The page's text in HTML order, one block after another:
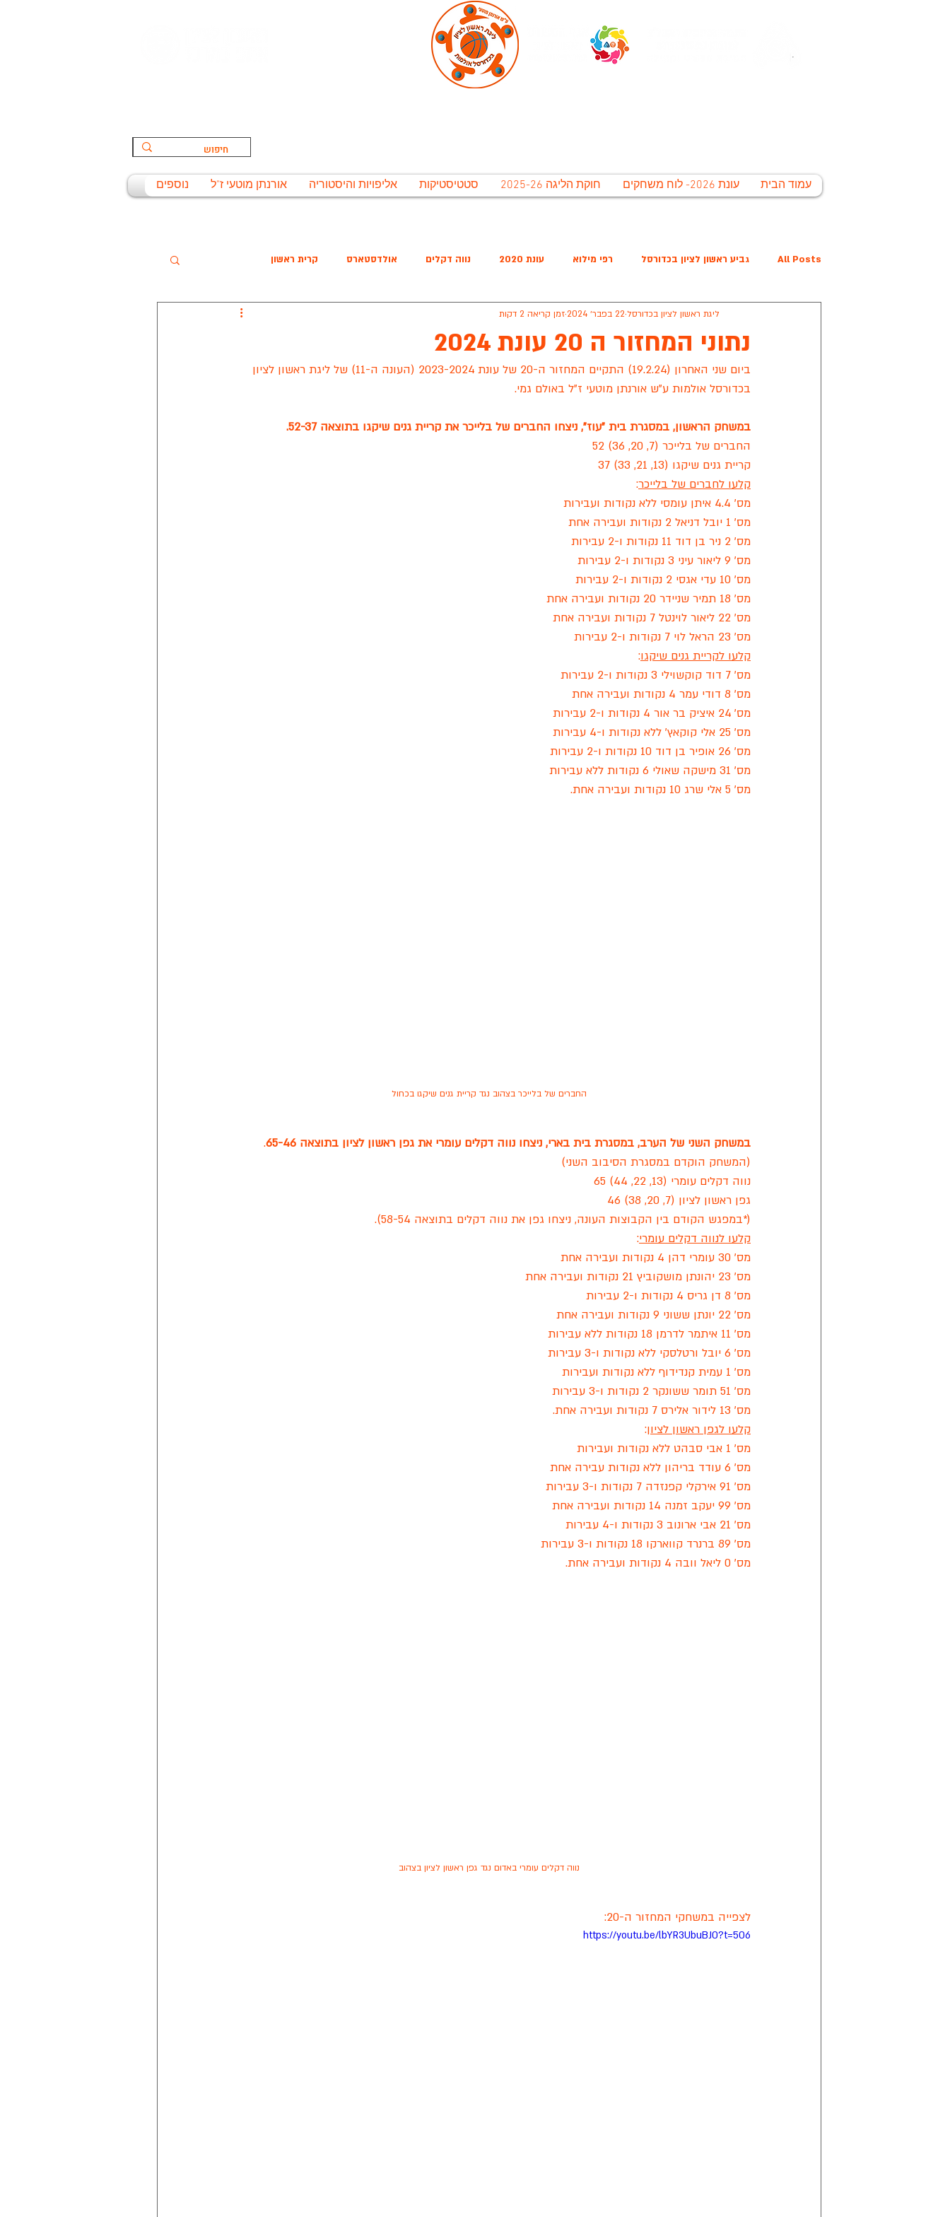
עמוד הבית עונת 2026- לוח משחקים חוקת הליגה 2025-26 סטטיסטיקות אליפויות והיסטוריה אורנתן מוטעי ז"ל נוספים
All Posts גביע ראשון לציון בכדורסל רפי מילוא עונת 2020 נווה דקלים אולדסטארס קרית ראשון
פרס נובל קרית הלאום המפציצים שישיסל האריות
אפיק ניסים מישור הנוף קרית גנים שיקגו ארונות הראל אינגליש סנטר פיינל פור עונת 2021
מתחבר ראשון לציון אליצור ראשון לציון גפן ראשון לציון הכלוב לזכרה של שירה שאשא סיאסטה חלון של מזרן איטלקי
ליגת הכדורסל של החירשים בישראל
נתוני המחזור ה 20 עונת 2024
ליגת ראשון לציון בכדורסל22 בפבר׳ 2024 זמן קריאה 2 דקות
ביום שני האחרון (19.2.24)
התקיים המחזור ה-20 של עונת 2023-2024 (העונה ה-11) של ליגת ראשון לציון
בכדורסל אולמות ע"ש אורנתן מוטעי ז"ל באולם גמי.
במשחק הראשון, במסגרת בית "עוז", ניצחו החברים של בלייכר את קריית גנים שיקגו בתוצאה 52-37.
החברים של בלייכר (7, 20, 36) 52
קריית גנים שיקגו (13, 21, 33) 37
קלעו לחברים של בלייכר:
מס' 4.4 איתן עומסי ללא נקודות ועבירות
מס' 1 יובל דניאל 2 נקודות ועבירה אחת
מס' 2 ניר בן דוד 11 נקודות ו-2 עבירות
מס' 9 ליאור עיני 3 נקודות ו-2 עבירות
מס' 10 עדי אגסי 2 נקודות ו-2 עבירות
מס' 18 תמיר שניידר 20 נקודות ועבירה אחת
מס' 22 ליאור לוינטל 7 נקודות ועבירה אחת
מס' 23 הראל לוי 7 נקודות ו-2 עבירות
קלעו לקריית גנים שיקגו:
מס' 7 דוד קוקשוילי 3 נקודות ו-2 עבירות
מס' 8 דודי עמר 4 נקודות ועבירה אחת
מס' 24 איציק בר אור 4 נקודות ו-2 עבירות
מס' 25 אלי קוקאץ' ללא נקודות ו-4 עבירות
מס' 26 אופיר בן דוד 10 נקודות ו-2 עבירות
מס' 31 מישקה שאולי 6 נקודות ללא עבירות
מס' 5 אלי שרג 10 נקודות ועבירה אחת.
החברים של בלייכר בצהוב נגד קריית גנים שיקגו בכחול
במשחק השני של הערב, במסגרת בית בארי, ניצחו נווה דקלים עומרי את גפן ראשון לציון בתוצאה 65-46
.
(המשחק הוקדם במסגרת הסיבוב השני)
נווה דקלים עומרי (13, 22, 44) 65
גפן ראשון לציון (7, 20, 38) 46
(*במפגש הקודם בין הקבוצות העונה, ניצחו גפן את נווה דקלים בתוצאה 58-54).
קלעו לנווה דקלים עומרי:
מס' 30 עומרי דהן 4 נקודות ועבירה אחת
מס' 23 יהונתן מושקוביץ 21 נקודות ועבירה אחת
מס' 8 דן גריס 4 נקודות ו-2 עבירות
מס' 22 יונתן ששוני 9 נקודות ועבירה אחת
מס' 11 איתמר לדרמן 18 נקודות ללא עבירות
מס' 6 יובל ורטלסקי ללא נקודות ו-3 עבירות
מס' 1 עמית קנדידוף ללא נקודות ועבירות
מס' 51 תומר ששונקר 2 נקודות ו-3 עבירות
מס' 13 לידור אלירס 7 נקודות ועבירה אחת.
קלעו לגפן ראשון לציון:
מס' 1 אבי סבהט ללא נקודות ועבירות
מס' 6 עודד בריהון ללא נקודות עבירה אחת
מס' 91 אירקלי קפנזדה 7 נקודות ו-3 עבירות
מס' 99 יעקב זמנה 14 נקודות ועבירה אחת
מס' 21 אבי ארונוב 3 נקודות ו-4 עבירות
מס' 89 ברנרד קווארקו 18 נקודות ו-3 עבירות
מס' 0 ליאל וובה 4 נקודות ועבירה אחת.
נווה דקלים עומרי באדום נגד גפן ראשון לציון בצהוב
לצפייה במשחקי המחזור ה-20:
https://youtu.be/lbYR3UbuBJ0?t=506